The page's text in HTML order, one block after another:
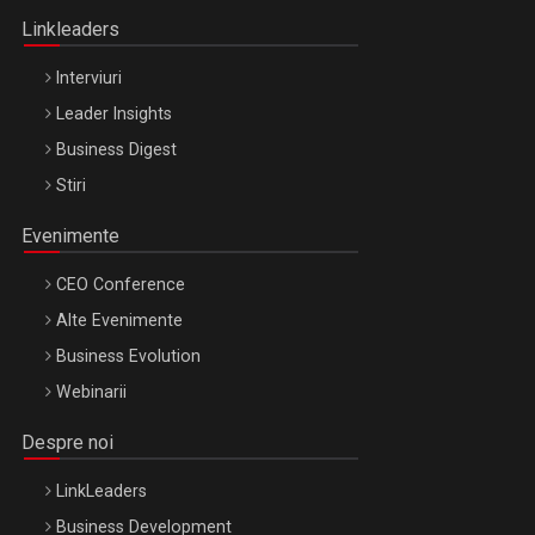
Linkleaders
Interviuri
Leader Insights
Business Digest
Stiri
Evenimente
CEO Conference
Alte Evenimente
Business Evolution
Webinarii
Despre noi
LinkLeaders
Business Development